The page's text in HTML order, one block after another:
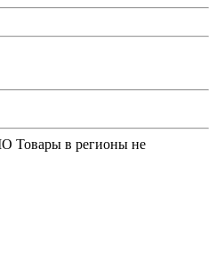
Товары в регионы не